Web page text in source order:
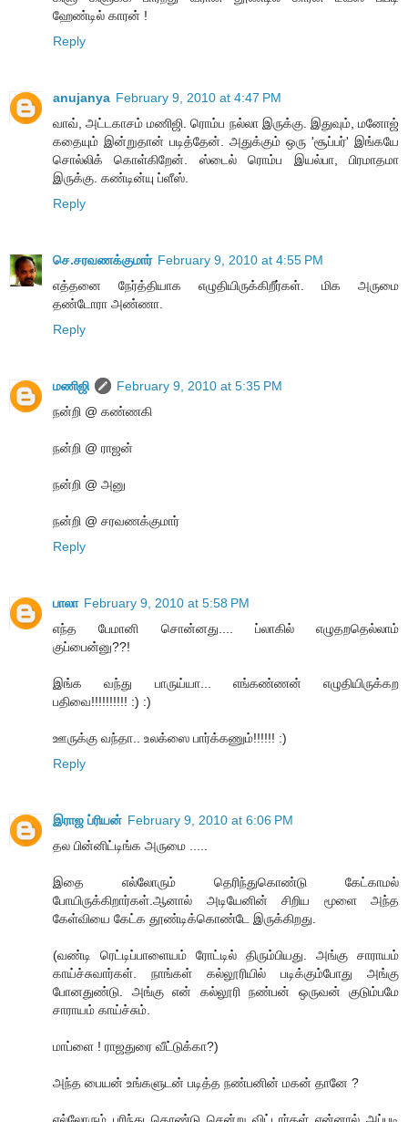
ஹேண்டில் காரன் !
Reply
anujanya February 9, 2010 at 4:47 PM
வாவ், அட்டகாசம் மணிஜி. ரொம்ப நல்லா இருக்கு. இதுவும், மனோஜ்
கதையும் இன்றுதான் படித்தேன். அதுக்கும் ஒரு 'சூப்பர்' இங்கயே
சொல்லிக் கொள்கிறேன். ஸ்டைல் ரொம்ப இயல்பா, பிரமாதமா
இருக்கு. கண்டின்யு ப்ளீஸ்.
Reply
செ.சரவணக்குமார் February 9, 2010 at 4:55 PM
எத்தனை நேர்த்தியாக எழுதியிருக்கிறீர்கள். மிக அருமை
தண்டோரா அண்ணா.
Reply
மணிஜி
February 9, 2010 at 5:35 PM
நன்றி @ கண்ணகி
நன்றி @ ராஜன்
நன்றி @ அனு
நன்றி @ சரவணக்குமார்
Reply
பாலா February 9, 2010 at 5:58 PM
எந்த பேமானி சொன்னது.... ப்லாகில் எழுதறதெல்லாம்
குப்பைன்னு??!
இங்க வந்து பாருய்யா... எங்கண்ணன் எழுதியிருக்கற
பதிவை!!!!!!!!!! :) :)
ஊருக்கு வந்தா.. உலக்ஸை பார்க்கணும்!!!!!! :)
Reply
இராஜ ப்ரியன் February 9, 2010 at 6:06 PM
தல பின்னிட்டிங்க அருமை .....
இதை எல்லோரும் தெரிந்துகொண்டு கேட்காமல்
போயிருக்கிறார்கள்.ஆனால் அடியேனின் சிறிய மூளை அந்த
கேள்வியை கேட்க தூண்டிக்கொண்டே இருக்கிறது.
(வண்டி ரெட்டிப்பாளையம் ரோட்டில் திரும்பியது. அங்கு சாராயம்
காய்ச்சுவார்கள். நாங்கள் கல்லூரியில் படிக்கும்போது அங்கு
போனதுண்டு. அங்கு என் கல்லூரி நண்பன் ஒருவன் குடும்பமே
சாராயம் காய்ச்சும்.
மாப்ளை ! ராஜதுரை வீட்டுக்கா?)
அந்த பையன் உங்களுடன் படித்த நண்பனின் மகன் தானே ?
எல்லோரும் புரிந்து கொண்டு சென்று விட்டார்கள் என்னால் அப்படி